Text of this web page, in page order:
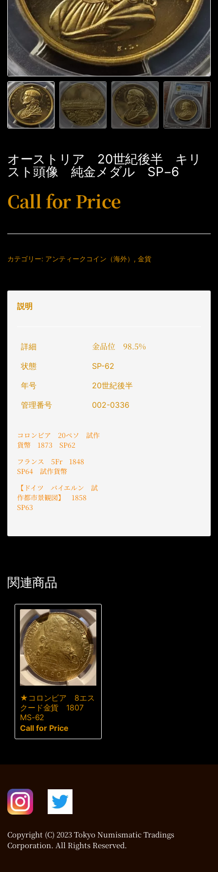
オーストリア 20世紀後半 キリ
スト頭像 純金メダル SP−6
Call for Price
カテゴリー: アンティークコイン（海外） , 金貨
説明
詳細 金品位 98.5%
状態
SP-62
年号
20世紀後半
管理番号
002-0336
コロンビア 20ペソ 試作
貨幣 1873 SP62
フランス 5Fr 1848
SP64 試作貨幣
【ドイツ バイエルン 試
作都市景観図】 1858
SP63
関連商品
★コロンビア 8エス
クード金貨 1807
MS-62
Call for Price
Copyright (C) 2023 Tokyo Numismatic Tradings
Corporation. All Rights Reserved.